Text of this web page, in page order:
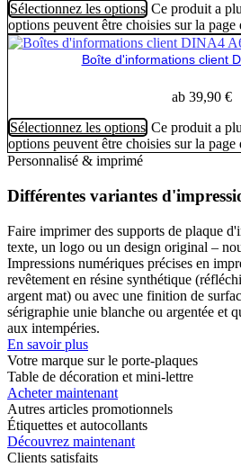
Sélectionnez les options Ce produit a
options peuvent être choisies sur la
Boîte d'informations client
ab 39,90 €
Sélectionnez les options Ce produit a
options peuvent être choisies sur la
Personnalisé & imprimé
Différentes variantes
Faire imprimer des supports de plaque
texte, un logo ou un design original –
Impressions numériques précises en
revêtement en résine synthétique
argent mat) ou avec une finition de
sérigraphie unie blanche ou argentée et
aux intempéries.
En savoir plus
Votre marque sur le porte-plaques
Table de décoration et mini-lettre
Acheter maintenant
Autres articles promotionnels
Étiquettes et autocollants
Découvrez maintenant
Clients satisfaits